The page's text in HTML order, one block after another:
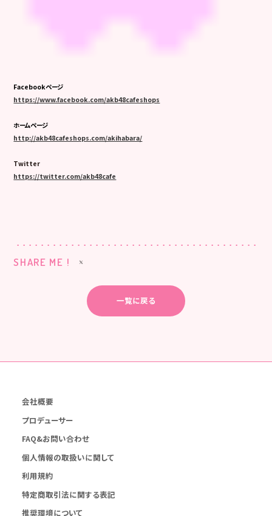
Facebookページ
https://www.facebook.com/akb48cafeshops
ホームページ
http://akb48cafeshops.com/akihabara/
Twitter
https://twitter.com/akb48cafe
SHARE ME !
一覧に戻る
会社概要
プロデューサー
FAQ&お問い合わせ
個人情報の取扱いに関して
利用規約
特定商取引法に関する表記
推奨環境について